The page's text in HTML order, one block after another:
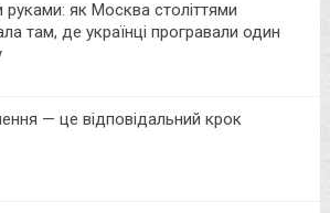
як Москва століттями
там, де українці програвали один
— це відповідальний крок